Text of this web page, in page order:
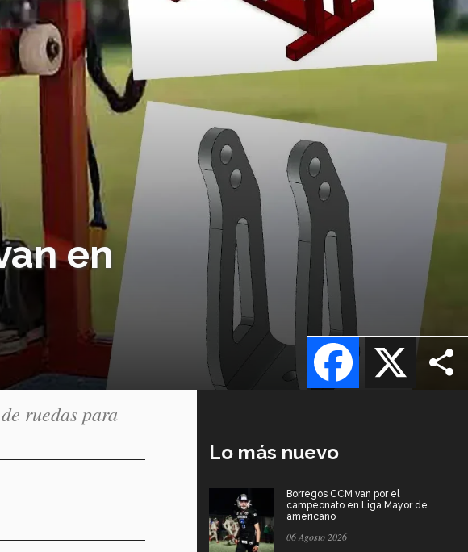
en
X
Facebook
ruedas para
Lo más nuevo
Borregos CCM van por el
campeonato en Liga Mayor de
americano
06 Agosto 2026